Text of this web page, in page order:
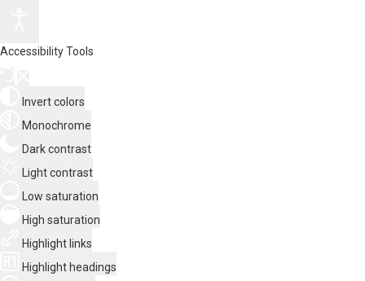
Accessibility Tools
Invert colors
Monochrome
Dark contrast
Light contrast
Low saturation
High saturation
Highlight links
Highlight headings